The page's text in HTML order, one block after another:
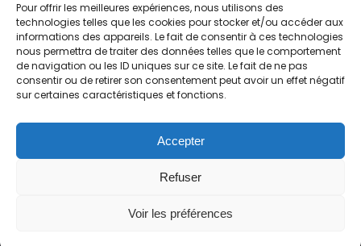
Pour offrir les meilleures expériences, nous utilisons des
technologies telles que les cookies pour stocker et/ou accéder aux
informations des appareils. Le fait de consentir à ces technologies
nous permettra de traiter des données telles que le comportement
de navigation ou les ID uniques sur ce site. Le fait de ne pas
consentir ou de retirer son consentement peut avoir un effet négatif
sur certaines caractéristiques et fonctions.
Accepter
Refuser
Voir les préférences
© TAT Transport & Logistics - 2024. All rights reserved par
Previously used menu 17